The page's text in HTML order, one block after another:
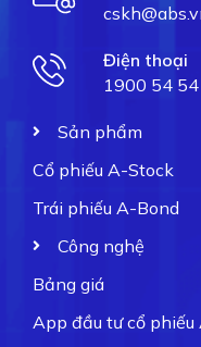
Điện thoại
1900 54
Sản phẩm
Cổ phiếu A-Stock
Trái phiếu A-Bond
Công nghệ
Bảng giá
App đầu tư cổ phiếu